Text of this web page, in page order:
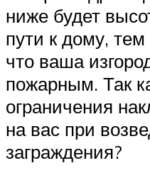
ниже будет
пути к дому,
что ваша
пожарным. Так
ограничения
на вас при
заграждения?